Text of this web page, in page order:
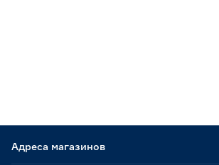
Адреса магазинов